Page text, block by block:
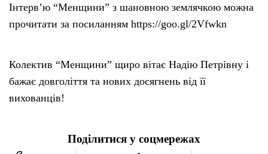
Інтерв’ю “Менщини” з шановною землячкою можна
прочитати за посиланням https://goo.gl/2Vfwkn
Колектив “Менщини” щиро вітає Надію Петрівну і
бажає довголіття та нових досягнень від її
вихованців!
Поділитися у соцмережах